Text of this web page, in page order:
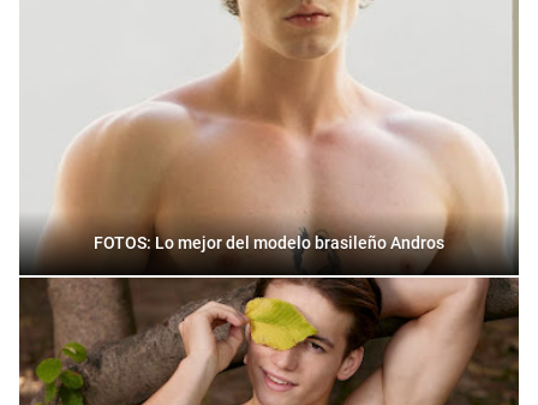
FOTOS: Lo mejor del modelo brasileño Andros